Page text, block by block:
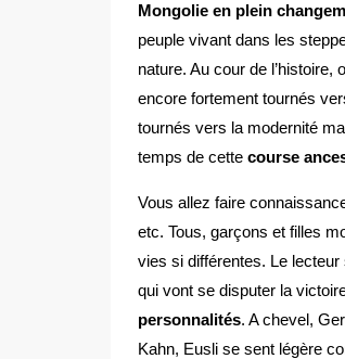
Mongolie en plein
peuple vivant dans les
nature. Au cour de
encore fortement tournés
tournés vers la modernité
temps de cette course
Vous allez faire
etc. Tous, garçons et filles
vies si différentes. Le lecteur
qui vont se disputer la
personnalités. A chevel,
Kahn, Eusli se sent légère